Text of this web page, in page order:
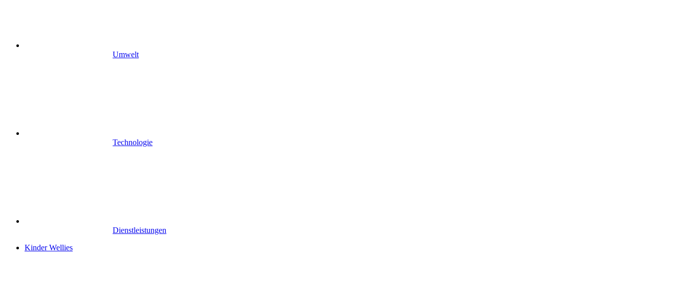
Umwelt
Technologie
Dienstleistungen
Kinder Wellies